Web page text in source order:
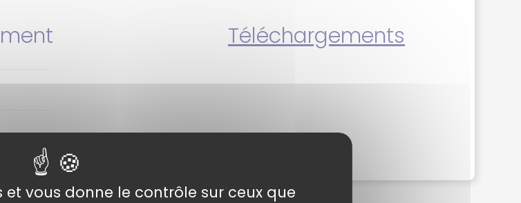
Téléchargements
et vous donne le contrôle sur ceux que